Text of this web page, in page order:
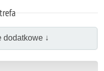
dodatkowe ↓